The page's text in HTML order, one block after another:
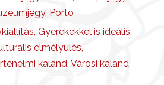
, Porto
, Gyerekekkel is ideális,
elmélyülés,
kaland, Városi kaland